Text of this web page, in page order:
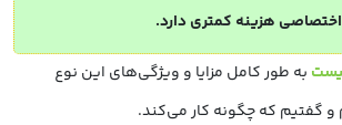
اختصاصی هزینه کمتری دارد.
به طور کامل مزایا و ویژگی‌های این نوع
گفتیم که چگونه کار می‌کند.